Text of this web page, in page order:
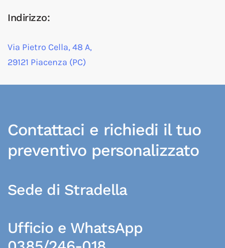
Indirizzo:
Via Pietro Cella, 48 A,
29121 Piacenza (PC)
Contattaci e richiedi il tuo
preventivo personalizzato
Sede di Stradella
Ufficio e WhatsApp